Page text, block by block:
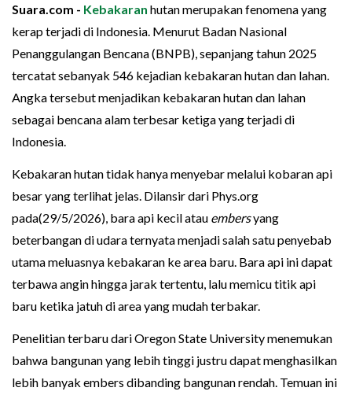
Suara.com - Kebakaran hutan merupakan fenomena yang
kerap terjadi di Indonesia. Menurut Badan Nasional
Penanggulangan Bencana (BNPB), sepanjang tahun 2025
tercatat sebanyak 546 kejadian kebakaran hutan dan lahan.
Angka tersebut menjadikan kebakaran hutan dan lahan
sebagai bencana alam terbesar ketiga yang terjadi di
Indonesia.
Kebakaran hutan tidak hanya menyebar melalui kobaran api
besar yang terlihat jelas. Dilansir dari Phys.org
pada(29/5/2026), bara api kecil atau embersyang
beterbangan di udara ternyata menjadi salah satu penyebab
utama meluasnya kebakaran ke area baru. Bara api ini dapat
terbawa angin hingga jarak tertentu, lalu memicu titik api
baru ketika jatuh di area yang mudah terbakar.
Penelitian terbaru dari Oregon State University menemukan
bahwa bangunan yang lebih tinggi justru dapat menghasilkan
lebih banyak embers dibanding bangunan rendah. Temuan ini